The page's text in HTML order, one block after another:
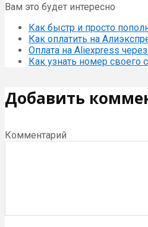
Вам это будет интересно
Как быстр и просто
Как оплатить на
Оплата на Aliexpress
Как узнать номер своего
Добавить
Комментарий